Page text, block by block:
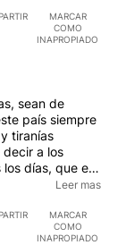
MARCAR
COMO
INAPROPIADO
sean de
país siempre
tiranías
decir a los
días, que es
(hasta
la
y la de
de derecha la
Leer mas
MARCAR
COMO
INAPROPIADO